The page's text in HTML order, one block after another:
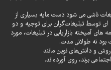
ناشی می شود دست مایه بسیاری از
توسط تبلیغات‌گران برای توجیه و دو
های آمیخته بازاریابی در تبلیغات، مورد
بود نه طولانی مدت.
روش‌ و دانش‌های نوین مانند
برند، روی آورده‌اند.